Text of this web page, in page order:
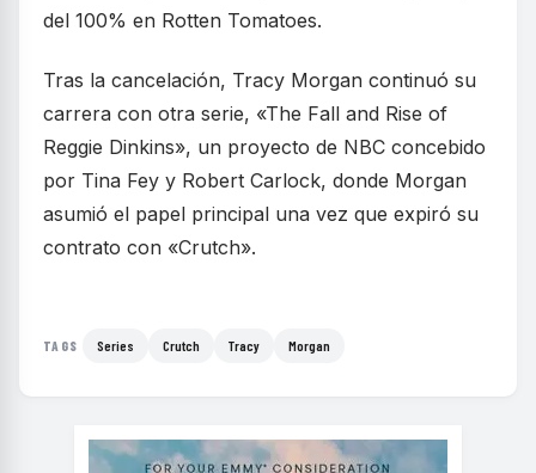
del 100% en Rotten Tomatoes.
Tras la cancelación, Tracy Morgan continuó su
carrera con otra serie, «The Fall and Rise of
Reggie Dinkins», un proyecto de NBC concebido
por Tina Fey y Robert Carlock, donde Morgan
asumió el papel principal una vez que expiró su
contrato con «Crutch».
TAGS Series Crutch Tracy Morgan